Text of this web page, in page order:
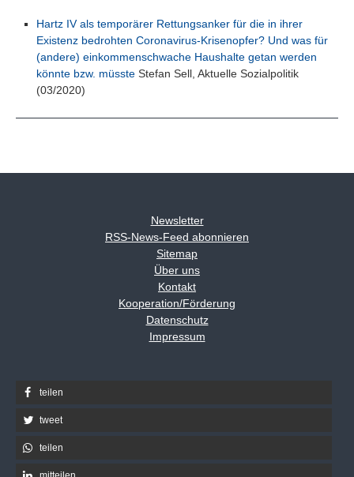
Hartz IV als temporärer Rettungsanker für die in ihrer
Existenz bedrohten Coronavirus-Krisenopfer? Und was für
(andere) einkommenschwache Haushalte getan werden
könnte bzw. müssteStefan Sell, Aktuelle Sozialpolitik
(03/2020)
Newsletter
RSS-News-Feed abonnieren
Sitemap
Über uns
Kontakt
Kooperation/Förderung
Datenschutz
Impressum
teilen
tweet
teilen